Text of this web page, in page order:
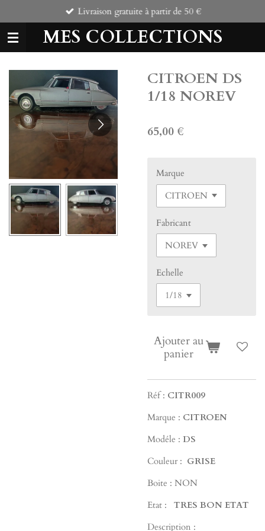
au
contenu
principal
MES COLLECTIONS
Livraison gratuite à partir de 50 €
CITROEN DS
1/18 NOREV
65,00 €
Marque
Fabricant
Echelle
Ajouter au
panier
Réf : CITR009
Marque : CITROEN
Modéle : DS
Couleur : GRISE
Boite : NON
Etat :
TRES BON ETAT
Description :